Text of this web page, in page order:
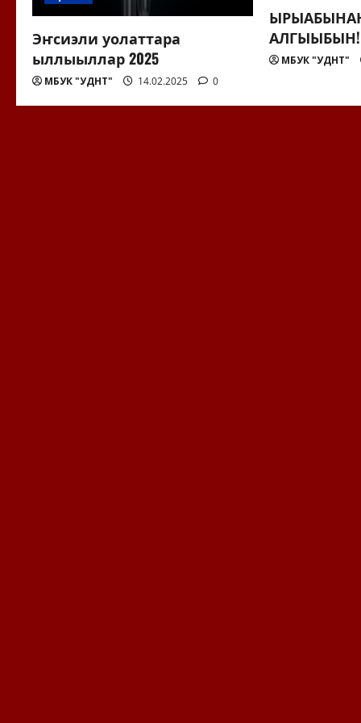
и
с
я
Эҥсиэли уолаттара
ыллыыллар 2025
МБУК "УДНТ" 14.02.2025 0
АЛГЫЫБЫН!
МБУК "УДНТ"